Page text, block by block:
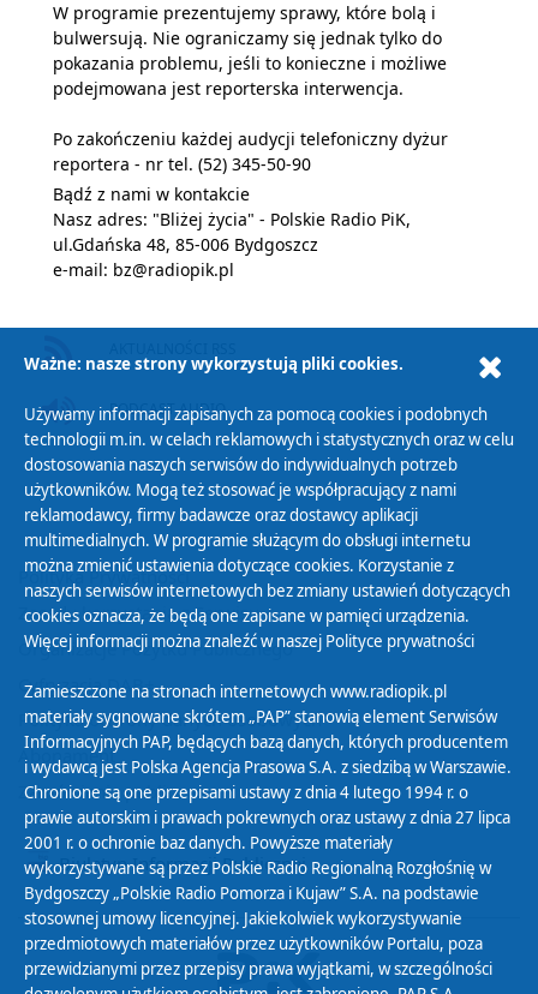
W programie prezentujemy sprawy, które bolą i
bulwersują. Nie ograniczamy się jednak tylko do
pokazania problemu, jeśli to konieczne i możliwe
podejmowana jest reporterska interwencja.
Po zakończeniu każdej audycji telefoniczny dyżur
reportera - nr tel. (52) 345-50-90
Bądź z nami w kontakcie
Nasz adres: "Bliżej życia" - Polskie Radio PiK,
ul.Gdańska 48, 85-006 Bydgoszcz
e-mail: bz@radiopik.pl
PODCAST AUDIO
Polityka Prywatności
Zasady korzystania z Serwisu
Organizacje Pożytku Publicznego
Cyfryzacja DAB+
Polityka ochrony danych osobowych
Abonament
Zamówienia publiczne
Biuletyn Informacji Publicznej
Ważne: nasze strony wykorzystują pliki cookies.
Używamy informacji zapisanych za pomocą cookies i podobnych
technologii m.in. w celach reklamowych i statystycznych oraz w celu
dostosowania naszych serwisów do indywidualnych potrzeb
użytkowników. Mogą też stosować je współpracujący z nami
reklamodawcy, firmy badawcze oraz dostawcy aplikacji
multimedialnych. W programie służącym do obsługi internetu
można zmienić ustawienia dotyczące cookies. Korzystanie z
naszych serwisów internetowych bez zmiany ustawień dotyczących
cookies oznacza, że będą one zapisane w pamięci urządzenia.
Więcej informacji można znaleźć w naszej Polityce prywatności
Zamieszczone na stronach internetowych www.radiopik.pl
materiały sygnowane skrótem „PAP” stanowią element Serwisów
Informacyjnych PAP, będących bazą danych, których producentem
i wydawcą jest Polska Agencja Prasowa S.A. z siedzibą w Warszawie.
Chronione są one przepisami ustawy z dnia 4 lutego 1994 r. o
prawie autorskim i prawach pokrewnych oraz ustawy z dnia 27 lipca
2001 r. o ochronie baz danych. Powyższe materiały
wykorzystywane są przez Polskie Radio Regionalną Rozgłośnię w
Bydgoszczy „Polskie Radio Pomorza i Kujaw” S.A. na podstawie
stosownej umowy licencyjnej. Jakiekolwiek wykorzystywanie
przedmiotowych materiałów przez użytkowników Portalu, poza
przewidzianymi przez przepisy prawa wyjątkami, w szczególności